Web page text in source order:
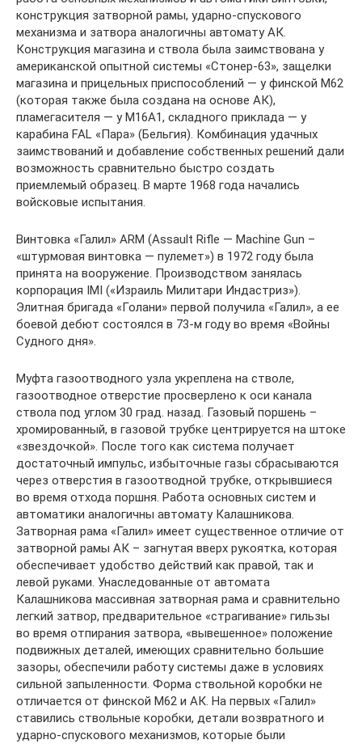
конструкция затворной рамы, ударно-спускового
механизма и затвора аналогичны автомату АК.
Конструкция магазина и ствола была заимствована у
американской опытной системы «Стонер-63», защелки
магазина и прицельных приспособлений — у финской М62
(которая также была создана на основе АК),
пламегасителя — у М16А1, складного приклада — у
карабина FAL «Пара» (Бельгия). Комбинация удачных
заимствований и добавление собственных решений дали
возможность сравнительно быстро создать
приемлемый образец. В марте 1968 года начались
войсковые испытания.
Винтовка «Галил» ARM (Assault Rifle — Machine Gun –
«штурмовая винтовка — пулемет») в 1972 году была
принята на вооружение. Производством занялась
корпорация IMI («Израиль Милитари Индастриз»).
Элитная бригада «Голани» первой получила «Галил», а ее
боевой дебют состоялся в 73-м году во время «Войны
Судного дня».
Муфта газоотводного узла укреплена на стволе,
газоотводное отверстие просверлено к оси канала
ствола под углом 30 град. назад. Газовый поршень –
хромированный, в газовой трубке центрируется на штоке
«звездочкой». После того как система получает
достаточный импульс, избыточные газы сбрасываются
через отверстия в газоотводной трубке, открывшиеся
во время отхода поршня. Работа основных систем и
автоматики аналогичны автомату Калашникова.
Затворная рама «Галил» имеет существенное отличие от
затворной рамы АК – загнутая вверх рукоятка, которая
обеспечивает удобство действий как правой, так и
левой руками. Унаследованные от автомата
Калашникова массивная затворная рама и сравнительно
легкий затвор, предварительное «страгивание» гильзы
во время отпирания затвора, «вывешенное» положение
подвижных деталей, имеющих сравнительно большие
зазоры, обеспечили работу системы даже в условиях
сильной запыленности. Форма ствольной коробки не
отличается от финской М62 и АК. На первых «Галил»
ставились ствольные коробки, детали возвратного и
ударно-спускового механизмов, которые были